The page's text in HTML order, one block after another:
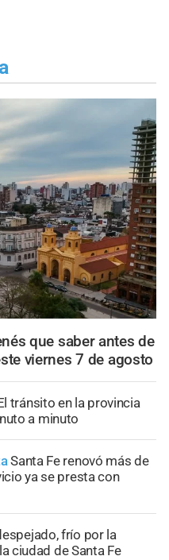
que saber antes de
viernes 7 de agosto
tránsito en la provincia
a minuto
Santa Fe renovó más de
ya se presta con
frío por la
ciudad de Santa Fe